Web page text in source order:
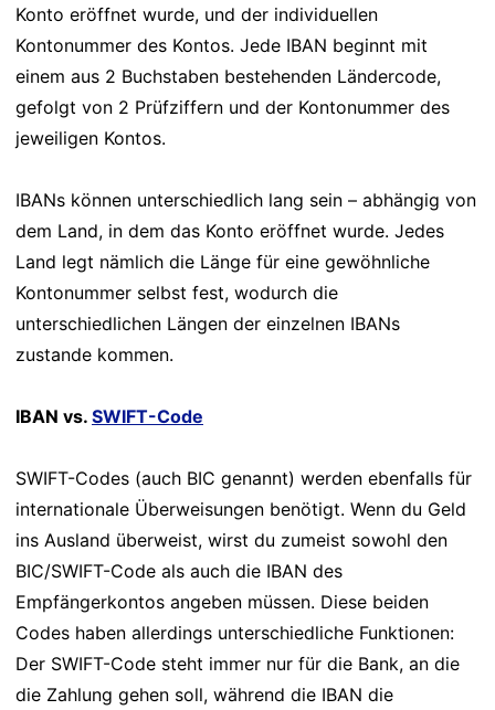
Konto eröffnet wurde, und der individuellen
Kontonummer des Kontos. Jede IBAN beginnt mit
einem aus 2 Buchstaben bestehenden Ländercode,
gefolgt von 2 Prüfziffern und der Kontonummer des
jeweiligen Kontos.
IBANs können unterschiedlich lang sein – abhängig von
dem Land, in dem das Konto eröffnet wurde. Jedes
Land legt nämlich die Länge für eine gewöhnliche
Kontonummer selbst fest, wodurch die
unterschiedlichen Längen der einzelnen IBANs
zustande kommen.
IBAN vs. SWIFT-Code
SWIFT-Codes (auch BIC genannt) werden ebenfalls für
internationale Überweisungen benötigt. Wenn du Geld
ins Ausland überweist, wirst du zumeist sowohl den
BIC/SWIFT-Code als auch die IBAN des
Empfängerkontos angeben müssen. Diese beiden
Codes haben allerdings unterschiedliche Funktionen:
Der SWIFT-Code steht immer nur für die Bank, an die
die Zahlung gehen soll, während die IBAN die